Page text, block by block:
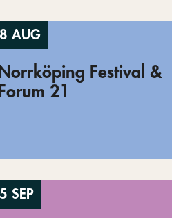
AUG
Festival &
21
SEP